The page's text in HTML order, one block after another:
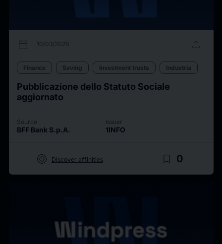
calendar_today 10/03/2026 upload
Finance Saving Investment trusts Industria
Pubblicazione dello Statuto Sociale
aggiornato
Source
BFF Bank S.p.A.
Issuer
1INFO
target Discover affinities bookmark_border 0